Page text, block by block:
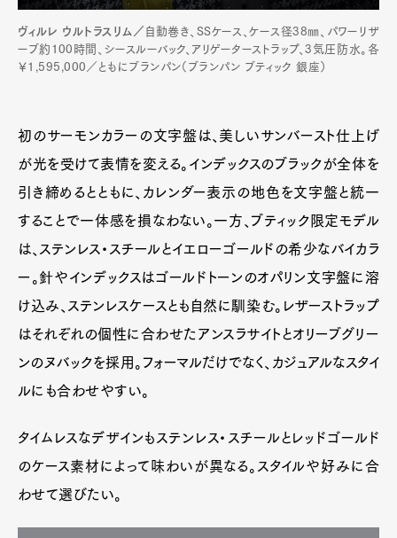
ヴィルレ ウルトラスリム／ 自動巻き、SSケース、ケース径38㎜、パワーリザ
ーブ約100時間、シースルーバック、アリゲーターストラップ、3気圧防水。各
￥1,595,000／ともにブランパン（ブランパン ブティック 銀座）
初のサーモンカラーの文字盤は、美しいサンバースト仕上げ
が光を受けて表情を変える。インデックスのブラックが全体を
引き締めるとともに、カレンダー表示の地色を文字盤と統一
することで一体感を損なわない。一方、ブティック限定モデル
は、ステンレス・スチールとイエローゴールドの希少なバイカラ
ー。針やインデックスはゴールドトーンのオパリン文字盤に溶
け込み、ステンレスケースとも自然に馴染む。レザーストラップ
はそれぞれの個性に合わせたアンスラサイトとオリーブグリー
ンのヌバックを採用。フォーマルだけでなく、カジュアルなスタイ
ルにも合わせやすい。
タイムレスなデザインもステンレス・スチールとレッドゴールド
のケース素材によって味わいが異なる。スタイルや好みに合
わせて選びたい。